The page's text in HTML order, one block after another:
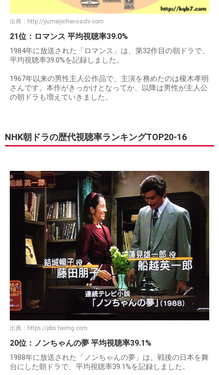
出典： http://yumeijinhensachi.com
21位：ロマンス 平均視聴率39.0%
1984年に放送された「ロマンス」は、第32作目の朝ドラで、
平均視聴率39.0%を記録しました。
1967年以来の男性主人公作品で、主演を務めたのは榎木孝明
さんです。本作がきっかけとなってか、以降は男性が主人公
の朝ドラも増えていきました。
NHK朝ドラの歴代視聴率ランキングTOP20-16
出典： https://pbs.twimg.com
20位：ノンちゃんの夢 平均視聴率39.1%
1988年に放送された「ノンちゃんの夢」は、戦後の日本を舞
台にした朝ドラで、平均視聴率39.1%を記録しました。